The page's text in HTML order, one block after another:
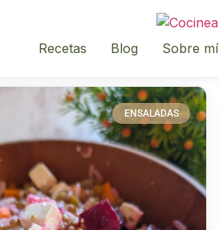
Recetas Blog Sobre mí
ENSALADAS